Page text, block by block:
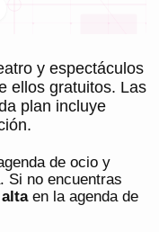
y espectáculos
ellos gratuitos. Las
plan incluye
de ocio y
. Si no encuentras
en la agenda de